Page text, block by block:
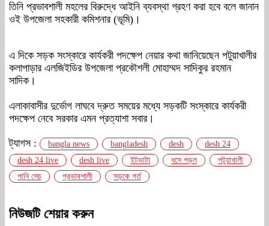
তিনি প্রভাবশালী মহলের বিরুদ্ধে আইনি ব্যবস্থা গ্রহণ করা হবে বলে জানান
ওই উপজেলা সহকারী কমিশনার (ভূমি)।
এ দিকে সড়ক সংস্কারে কার্যকরী পদক্ষেপ নেয়ার কথা জানিয়েছেন পটুয়াখালীর
কলাপাড়ার এলজিইডির উপজেলা প্রকৌশলী মোহাম্মদ সাদিকুর রহমান
সাদিক।
এলাকাবাসীর দুর্ভোগ লাঘবে দ্রুত সময়ের মধ্যে সড়কটি সংস্কারে কার্যকরী
পদক্ষেপ নেবে সরকার এমন প্রত্যাশা সবার।
ট্যাগস : bangla news bangladesh desh
desh 24
desh 24 live
desh live ইটভাটা ধসে পড়ল
পটুয়াখালী
পানি সেচ
প্রভাবশালী সড়কে গর্ত
নিউজটি শেয়ার করুন